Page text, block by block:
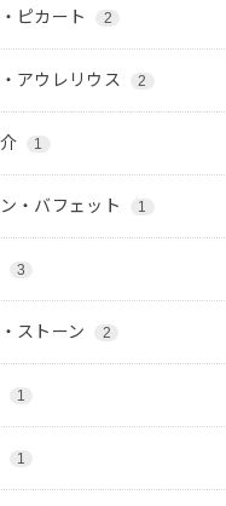
ピカート 2
アウレリウス 2
1
・バフェット 1
3
ストーン 2
1
1